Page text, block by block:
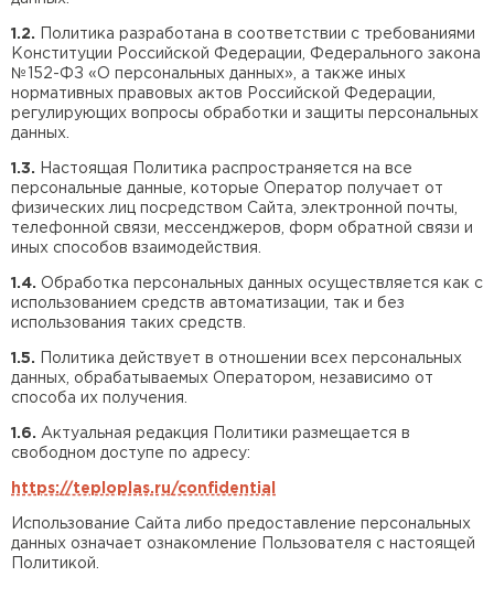
1.2. Политика разработана в соответствии с требованиями
Конституции Российской Федерации, Федерального закона
№152-ФЗ «О персональных данных», а также иных
нормативных правовых актов Российской Федерации,
регулирующих вопросы обработки и защиты персональных
данных.
1.3. Настоящая Политика распространяется на все
персональные данные, которые Оператор получает от
физических лиц посредством Сайта, электронной почты,
телефонной связи, мессенджеров, форм обратной связи и
иных способов взаимодействия.
1.4. Обработка персональных данных осуществляется как с
использованием средств автоматизации, так и без
использования таких средств.
1.5. Политика действует в отношении всех персональных
данных, обрабатываемых Оператором, независимо от
способа их получения.
1.6. Актуальная редакция Политики размещается в
свободном доступе по адресу:
https://teploplas.ru/confidential
Использование Сайта либо предоставление персональных
данных означает ознакомление Пользователя с настоящей
Политикой.
ПЕРЕЙТИ
Утеплитель Белтеп
ПЕРЕЙТИ
Утеплитель Тизол
ПЕРЕЙТИ
Утеплитель Изотек
ПЕРЕЙТИ
ПЕРЕЙТИ
Утеплитель Isoroc
Утеплитель Изовол
Утеплитель Paroc
Утеплитель Hotrock
Утеплитель Теплекс
Утеплитель Эковер